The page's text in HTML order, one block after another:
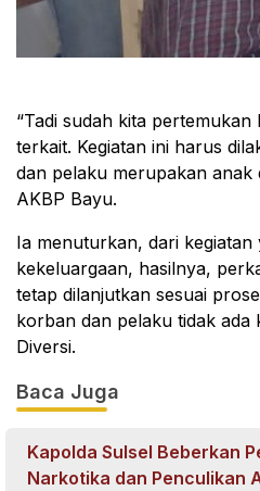
“Tadi sudah kita
terkait. Kegiatan ini harus
dan pelaku merupakan anak
AKBP Bayu.
Ia menuturkan, dari
kekeluargaan, hasilnya,
tetap dilanjutkan sesuai
korban dan pelaku tidak ada
Diversi.
Baca Juga
Kapolda Sulsel Beberkan
Narkotika dan Penculikan